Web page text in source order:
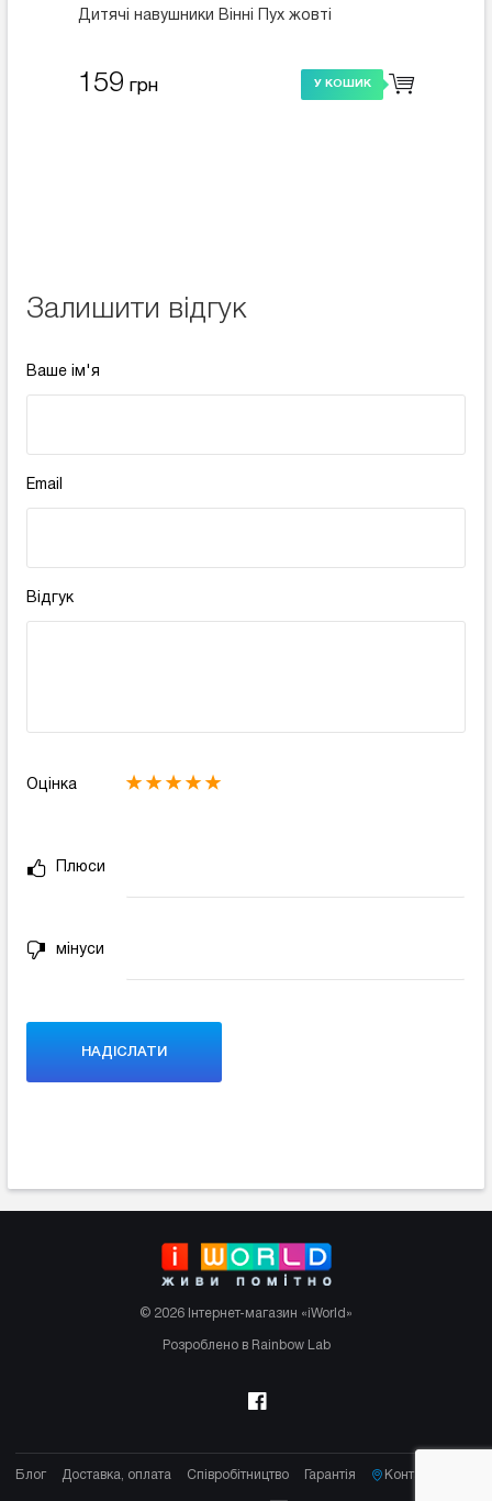
Дитячі навушники Вінні Пух жовті
159 грн У КОШИК
Залишити відгук
Ваше ім'я
Email
Відгук
Оцінка
Плюси
мінуси
© 2026 Інтернет-магазин «iWorld»
Розроблено в Rainbow Lab
Блог Доставка, оплата Співробітництво Гарантія Контакти